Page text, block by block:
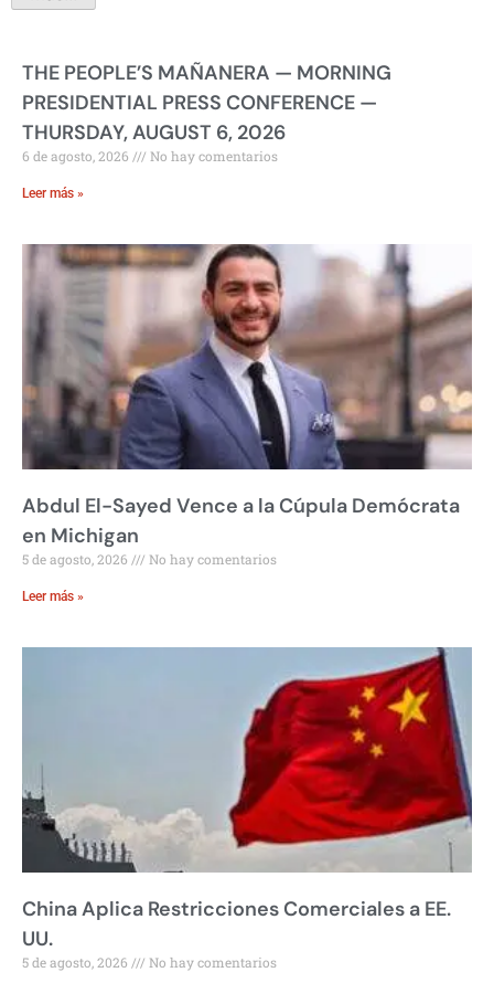
THE PEOPLE’S MAÑANERA — MORNING
PRESIDENTIAL PRESS CONFERENCE —
THURSDAY, AUGUST 6, 2026
6 de agosto, 2026 No hay comentarios
Leer más »
Abdul El-Sayed Vence a la Cúpula Demócrata
en Michigan
5 de agosto, 2026 No hay comentarios
Leer más »
China Aplica Restricciones Comerciales a EE.
UU.
5 de agosto, 2026 No hay comentarios